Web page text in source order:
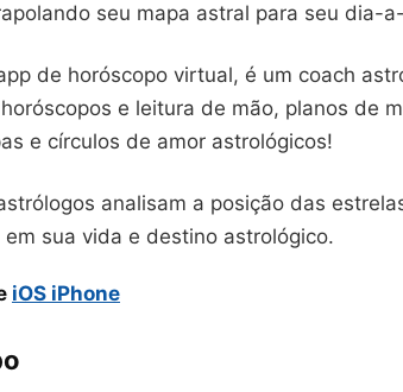
seu mapa astral para seu dia-
de horóscopo virtual, é um coach
e leitura de mão, planos de
e círculos de amor astrológicos!
analisam a posição das
sua vida e destino astrológico.
iOS iPhone